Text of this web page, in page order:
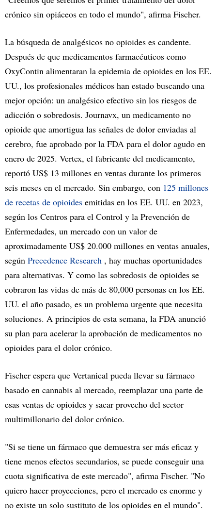
crónico sin opiáceos en todo el mundo", afirma Fischer.
La búsqueda de analgésicos no opioides es candente.
Después de que medicamentos farmacéuticos como
OxyContin alimentaran la epidemia de opioides en los EE.
UU., los profesionales médicos han estado buscando una
mejor opción: un analgésico efectivo sin los riesgos de
adicción o sobredosis. Journavx, un medicamento no
opioide que amortigua las señales de dolor enviadas al
cerebro, fue aprobado por la FDA para el dolor agudo en
enero de 2025. Vertex, el fabricante del medicamento,
reportó US$ 13 millones en ventas durante los primeros
seis meses en el mercado. Sin embargo, con 125 millones
de recetas de opioides emitidas en los EE. UU. en 2023,
según los Centros para el Control y la Prevención de
Enfermedades, un mercado con un valor de
aproximadamente US$ 20.000 millones en ventas anuales,
según Precedence Research , hay muchas oportunidades
para alternativas. Y como las sobredosis de opioides se
cobraron las vidas de más de 80,000 personas en los EE.
UU. el año pasado, es un problema urgente que necesita
soluciones. A principios de esta semana, la FDA anunció
su plan para acelerar la aprobación de medicamentos no
opioides para el dolor crónico.
Fischer espera que Vertanical pueda llevar su fármaco
basado en cannabis al mercado, reemplazar una parte de
esas ventas de opioides y sacar provecho del sector
multimillonario del dolor crónico.
"Si se tiene un fármaco que demuestra ser más eficaz y
tiene menos efectos secundarios, se puede conseguir una
cuota significativa de este mercado", afirma Fischer. "No
quiero hacer proyecciones, pero el mercado es enorme y
no existe un solo sustituto de los opioides en el mundo".